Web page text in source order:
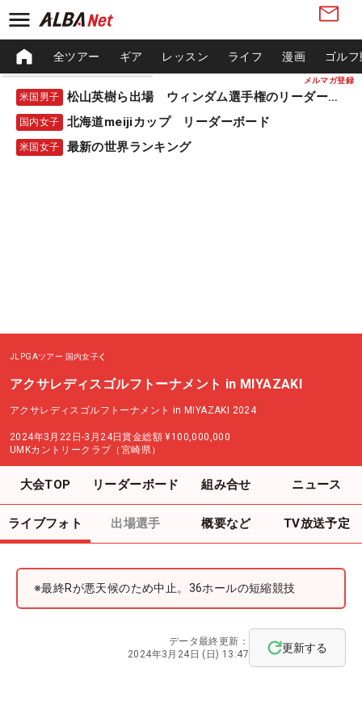
メルマガ登録
全ツアー ギア レッスン ライフ 漫画 ゴル
米国男子 松山英樹ら出場 ウィンダム選手権のリーダーボード
国内女子 北海道meijiカップ リーダーボード
米国女子 最新の世界ランキング
JLPGAツアー 国内女子
アクサレディスゴルフトーナメント in MIYAZAKI
アクサレディスゴルフトーナメント in MIYAZAKI 2024
2024年3月22日-3月24日賞金総額 ¥100,000,000
UMKカントリークラブ（宮崎県）
大会TOP リーダーボード 組み合せ ニュース
ライブフォト 出場選手 概要など TV放送予定
※最終Rが悪天候のため中止。36ホールの短縮競技
データ最終更新：
2024年3月24日 (日) 13:47
更新する